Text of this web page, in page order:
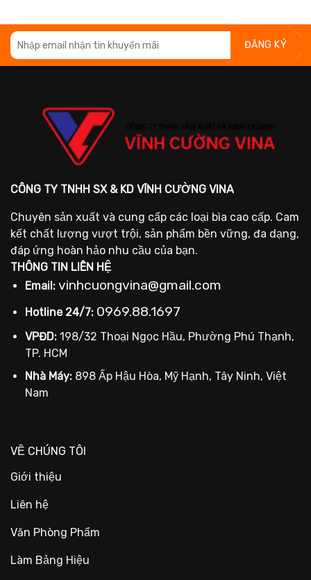
CÔNG TY TNHH SX & KD VĨNH CƯỜNG VINA
Chuyên sản xuất và cung cấp các loại bìa cao cấp. Cam
kết chất lượng vượt trội, sản phẩm bền vững, đa dạng,
đáp ứng hoàn hảo nhu cầu của bạn.
THÔNG TIN LIÊN HỆ
Email: vinhcuongvina@gmail.com
Hotline 24/7: 0969.88.1697
VPĐD: 198/32 Thoại Ngọc Hầu, Phường Phú Thạnh,
TP. HCM
Nhà Máy: 898 Ấp Hậu Hòa, Mỹ Hạnh, Tây Ninh, Việt
Nam
VỀ CHÚNG TÔI
Giới thiệu
Liên hệ
Văn Phòng Phẩm
Làm Bảng Hiệu